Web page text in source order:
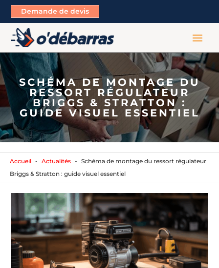
Demande de devis
SCHÉMA DE MONTAGE DU
RESSORT RÉGULATEUR
BRIGGS & STRATTON :
GUIDE VISUEL ESSENTIEL
Accueil Actualités
Schéma de montage du ressort régulateur
Briggs & Stratton : guide visuel essentiel